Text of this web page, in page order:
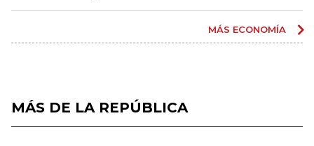
MÁS ECONOMÍA
MÁS DE LA REPÚBLICA